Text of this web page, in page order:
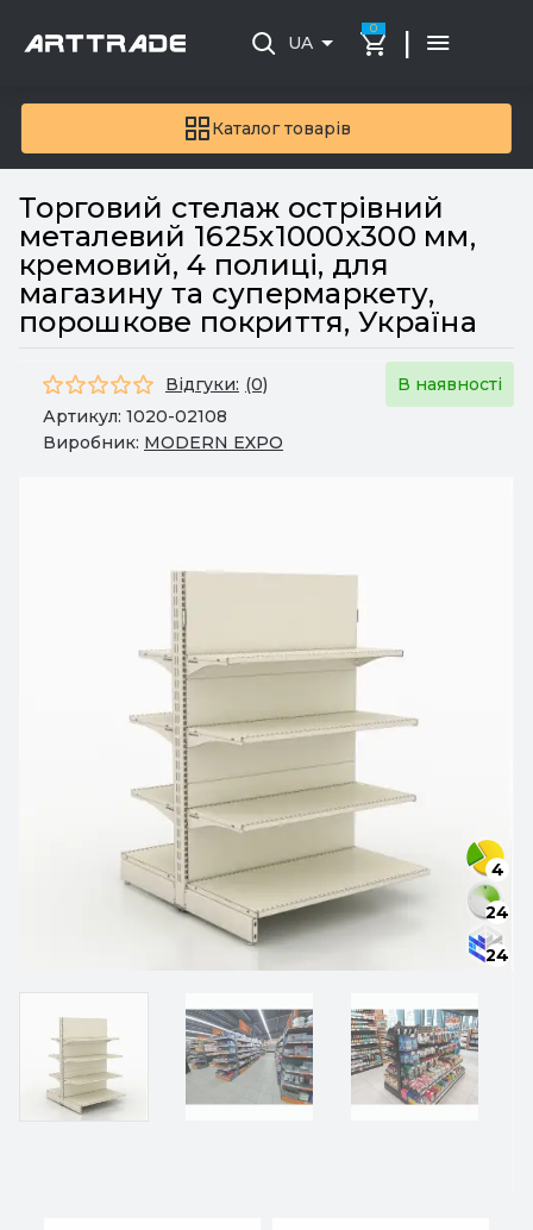
Каталог товарів
UA
0 |
Торговий стелаж острівний
металевий 1625х1000х300 мм,
кремовий, 4 полиці, для
магазину та супермаркету,
порошкове покриття, Україна
Відгуки: (0)
В наявності
Артикул: 1020-02108
Виробник: MODERN EXPO
4
24
24